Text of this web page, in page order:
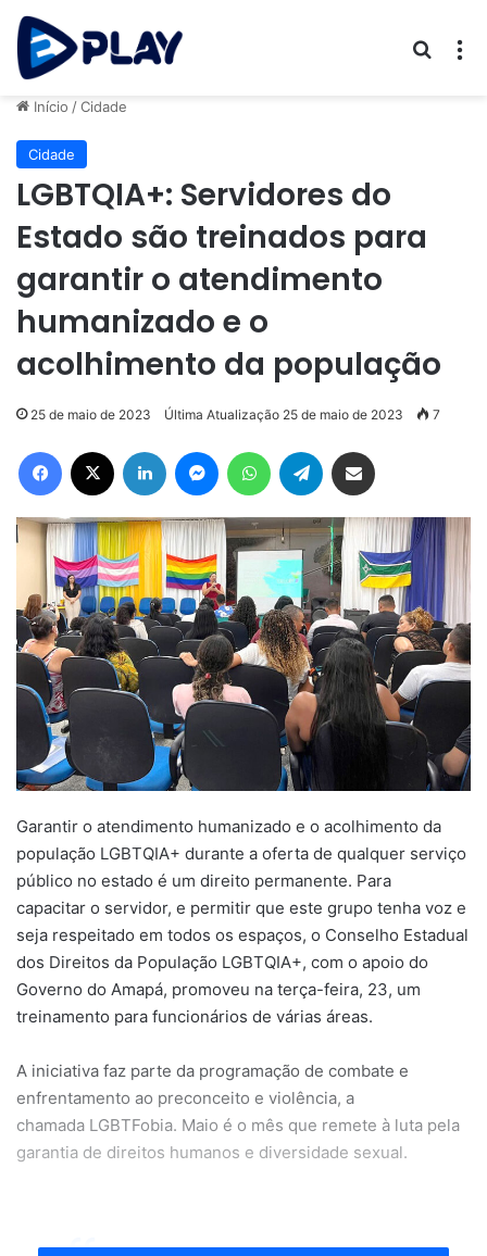
Início /Cidade
Cidade
LGBTQIA+: Servidores do
Estado são treinados para
garantir o atendimento
humanizado e o
acolhimento da população
25 de maio de 2023 Última Atualização 25 de maio de 2023 7
Facebook Linkedin MessengerWhatsAppTelegram
Garantir o atendimento humanizado e o acolhimento da
população LGBTQIA+ durante a oferta de qualquer serviço
público no estado é um direito permanente. Para
capacitar o servidor, e permitir que este grupo tenha voz e
seja respeitado em todos os espaços, o Conselho Estadual
dos Direitos da População LGBTQIA+, com o apoio do
Governo do Amapá, promoveu na terça-feira, 23, um
treinamento para funcionários de várias áreas.
A iniciativa faz parte da programação de combate e
enfrentamento ao preconceito e violência, a
chamada LGBTFobia. Maio é o mês que remete à luta pela
garantia de direitos humanos e diversidade sexual.